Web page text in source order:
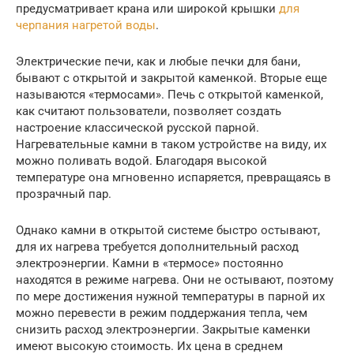
предусматривает крана или широкой крышки для
черпания нагретой воды.
Электрические печи, как и любые печки для бани,
бывают с открытой и закрытой каменкой. Вторые еще
называются «термосами». Печь с открытой каменкой,
как считают пользователи, позволяет создать
настроение классической русской парной.
Нагревательные камни в таком устройстве на виду, их
можно поливать водой. Благодаря высокой
температуре она мгновенно испаряется, превращаясь в
прозрачный пар.
Однако камни в открытой системе быстро остывают,
для их нагрева требуется дополнительный расход
электроэнергии. Камни в «термосе» постоянно
находятся в режиме нагрева. Они не остывают, поэтому
по мере достижения нужной температуры в парной их
можно перевести в режим поддержания тепла, чем
снизить расход электроэнергии. Закрытые каменки
имеют высокую стоимость. Их цена в среднем